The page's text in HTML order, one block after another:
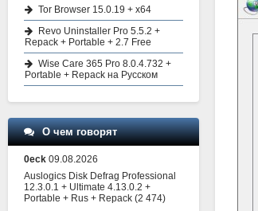
Tor Browser 15.0.19 + x64
Revo Uninstaller Pro 5.5.2 +
Repack + Portable + 2.7 Free
Wise Care 365 Pro 8.0.4.732 +
Portable + Repack на Русском
О чем говорят
0eck 09.08.2026
Auslogics Disk Defrag Professional
12.3.0.1 + Ultimate 4.13.0.2 +
Portable + Rus + Repack (2 474)